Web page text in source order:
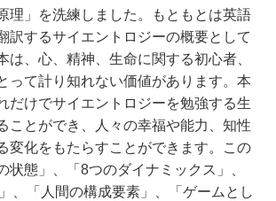
理」を洗練しました。
もともとは英語
訳するサイエントロジーの概要として
は、心、精神、生命に関する初心者、
って計り知れない価値があります。本
だけでサイエントロジーを勉強する生
ことができ、人々の幸福や能力、知性
変化をもたらすことができます。この
状態」、「8つのダイナミックス」、
、「人間の構成要素」、「ゲームとし